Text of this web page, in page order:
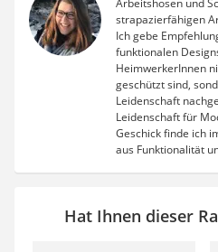
Arbeitshosen und
strapazierfähigen
Ich gebe
funktionalen
HeimwerkerInnen
geschützt sind,
Leidenschaft
Leidenschaft für
Geschick finde ich
aus Funktionalität
Hat Ihnen dieser